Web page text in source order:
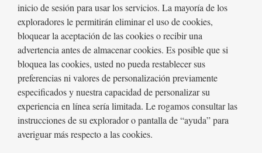
inicio de sesión para usar los servicios. La mayoría de los
exploradores le permitirán eliminar el uso de cookies,
bloquear la aceptación de las cookies o recibir una
advertencia antes de almacenar cookies. Es posible que si
bloquea las cookies, usted no pueda restablecer sus
preferencias ni valores de personalización previamente
especificados y nuestra capacidad de personalizar su
experiencia en línea sería limitada. Le rogamos consultar las
instrucciones de su explorador o pantalla de “ayuda” para
averiguar más respecto a las cookies.